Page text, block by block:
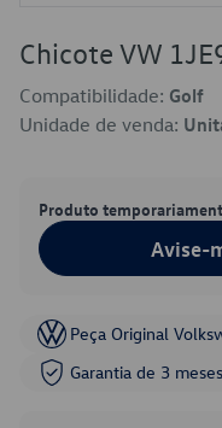
Chicote VW
Compatibilidade: Golf
Unidade de venda:
Produto
Avise-
Peça Original
Garantia de 3